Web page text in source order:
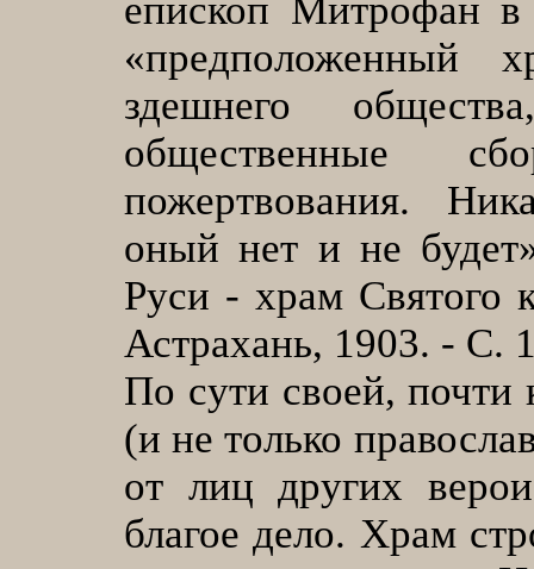
епископ Митрофан в
«предположенный
здешнего
общественные
пожертвования.
оный нет и не
Руси - храм Святого
Астрахань, 1903. - С.
По сути своей, почти
(и не только
от лиц других
благое дело. Храм